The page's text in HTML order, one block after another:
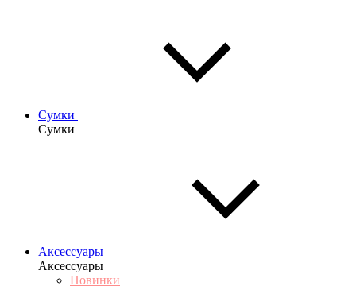
Сумки
Сумки
Аксессуары
Аксессуары
Новинки